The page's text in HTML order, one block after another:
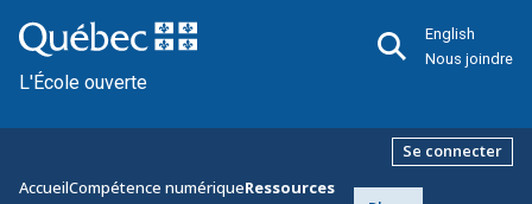
L'École ouverte
English
Nous joindre
AccueilCompétence numériqueRessources
Se connecter